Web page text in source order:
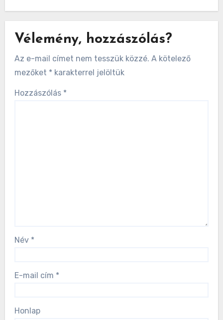
Vélemény, hozzászólás?
Az e-mail címet nem tesszük közzé. A kötelező
mezőket * karakterrel jelöltük
Hozzászólás *
Név *
E-mail cím *
Honlap